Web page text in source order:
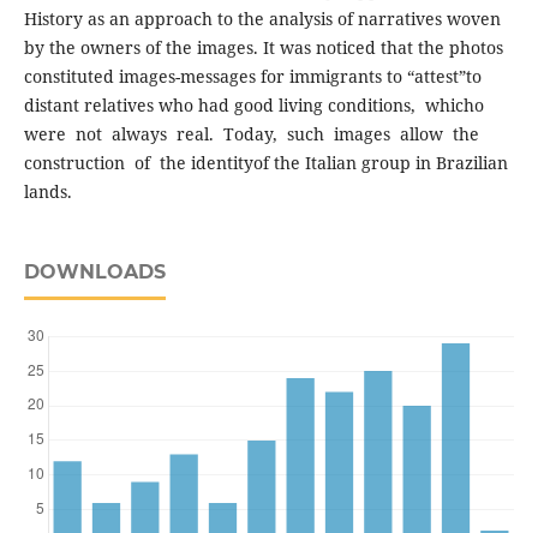
History as an approach to the analysis of narratives woven
by the owners of the images. It was noticed that the photos
constituted images-messages for immigrants to “attest”to
distant relatives who had good living conditions, whicho
were not always real. Today, such images allow the
construction of the identityof the Italian group in Brazilian
lands.
DOWNLOADS